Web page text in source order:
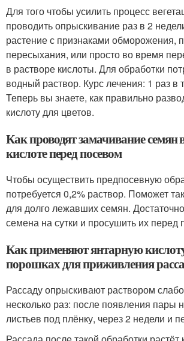
Для того чтобы усилить процесс
проводить опрыскивание раз в 2
растение с признаками обморожения,
пересыхания, или просто во время
в растворе кислоты. Для обработки
водный раствор. Курс лечения: 1 раз в
Теперь вы знаете, как правильно
кислоту для цветов.
Как проводят замачивание семян
кислоте перед посевом
Чтобы осуществить предпосевную
потребуется 0,2% раствор. Поможет
для долго лежавших семян.
семена на сутки и просушить их перед
Как применяют янтарную
порошках для приживления
Рассаду опрыскивают раствором
несколько раз: после появления пары
листьев под плёнку, через 2 недели и